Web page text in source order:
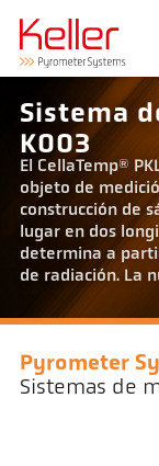
Sistema
K003
El CellaTemp®
objeto de
construcción de
lugar en dos
determina a
de radiación. La
Pyrometer
Sistemas de